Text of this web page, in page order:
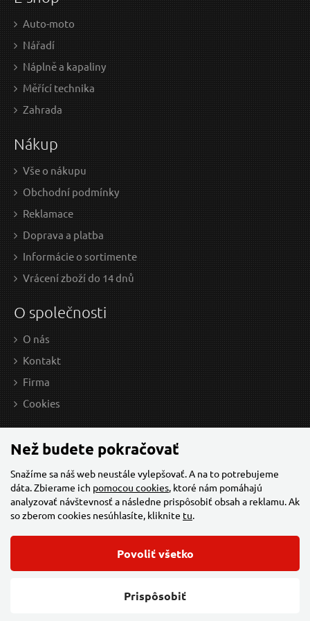
6.83 EUR bez DPH
na centrále
9,20 EUR / Ks
7.48 EUR bez DPH
Nůž zavírací s výměnným břitem, 18mm, 5ks
náhradních břitů
Auto-moto
Nářadí
Náplně a kapaliny
Měřící technika
Zahrada
Nákup
Vše o nákupu
Obchodní podmínky
Reklamace
Doprava a platba
Informácie o sortimente
Vrácení zboží do 14 dnů
O společnosti
O nás
Kontakt
Firma
Cookies
Změnit nastavení cookies
Než budete pokračovať
Snažíme sa náš web neustále vylepšovať. A na to potrebujeme
dáta. Zbierame ich pomocou cookies, ktoré nám pomáhajú
analyzovať návštevnosť a následne prispôsobiť obsah a reklamu. Ak
so zberom cookies nesúhlasíte, kliknite tu.
Prispôsobiť
Povoliť všetko